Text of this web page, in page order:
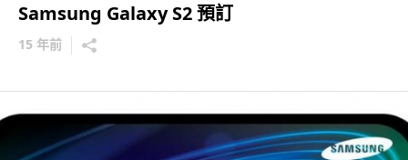
Samsung Galaxy S2 預訂
15 年前